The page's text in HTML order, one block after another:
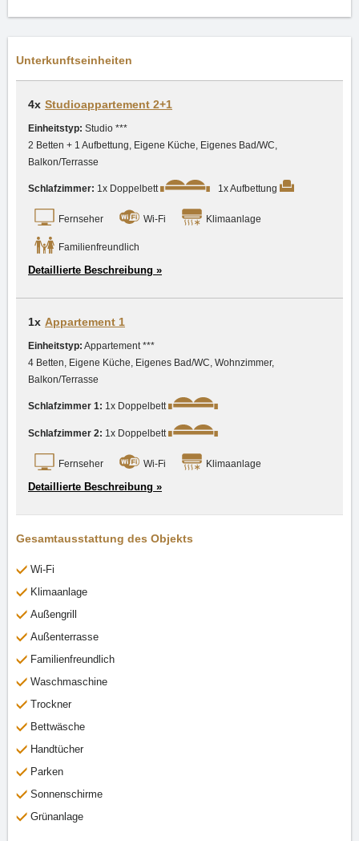
Unterkunftseinheiten
4x Studioappartement 2+1
Einheitstyp: Studio ***
2 Betten + 1 Aufbettung, Eigene Küche, Eigenes Bad/WC,
Balkon/Terrasse
Schlafzimmer: 1x Doppelbett 1x Aufbettung
Fernseher Wi-Fi Klimaanlage
Familienfreundlich
Detaillierte Beschreibung »
1x Appartement 1
Einheitstyp: Appartement ***
4 Betten, Eigene Küche, Eigenes Bad/WC, Wohnzimmer,
Balkon/Terrasse
Schlafzimmer 1: 1x Doppelbett
Schlafzimmer 2: 1x Doppelbett
Fernseher Wi-Fi Klimaanlage
Detaillierte Beschreibung »
Gesamtausstattung des Objekts
Wi-Fi
Klimaanlage
Außengrill
Außenterrasse
Familienfreundlich
Waschmaschine
Trockner
Bettwäsche
Handtücher
Parken
Sonnenschirme
Grünanlage